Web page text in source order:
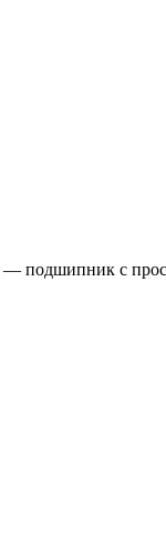
— подшипник с